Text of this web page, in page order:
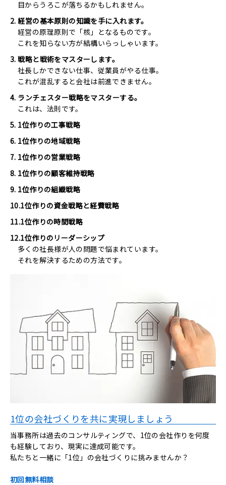
目からうろこが落ちるかもしれません。
2. 経営の基本原則の知識を手に入れます。
経営の原理原則で「核」となるものです。
これを知らない方が結構いらっしゃいます。
3. 戦略と戦術をマスターします。
社長しかできない仕事、従業員がやる仕事。
これが混乱すると会社は前進できません。
4. ランチェスター戦略をマスターする。
これは、法則です。
5. 1位作りの工事戦略
6. 1位作りの地域戦略
7. 1位作りの営業戦略
8. 1位作りの顧客維持戦略
9. 1位作りの組織戦略
10.1位作りの資金戦略と経費戦略
11.1位作りの時間戦略
12.1位作りのリーダーシップ
多くの社長様が人の問題で悩まれています。
それを解決するための方法です。
1位の会社づくりを共に実現しましょう
当事務所は過去のコンサルティングで、1位の会社作りを何度
も経験しており、現実に達成可能です。
私たちと一緒に「1位」の会社づくりに挑みませんか？
初回無料相談